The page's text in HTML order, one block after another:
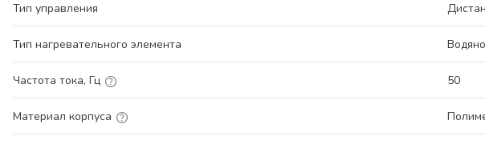
Тип управления
Тип нагревательного элемента
Частота тока, Гц 50
Материал корпуса